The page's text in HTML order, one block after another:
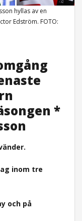
hyllas av en
Edström. FOTO:
*
inom tre
och på